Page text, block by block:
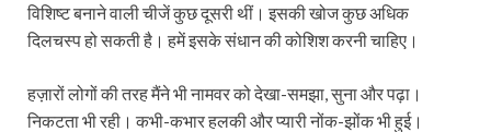
विशिष्ट बनाने वाली चीजें कुछ दूसरी थीं। इसकी खोज कुछ अधिक
दिलचस्प हो सकती है। हमें इसके संधान की कोशिश करनी चाहिए।
हज़ारों लोगों की तरह मैंने भी नामवर को देखा-समझा, सुना और पढ़ा।
निकटता भी रही। कभी-कभार हलकी और प्यारी नोंक-झोंक भी हुई।